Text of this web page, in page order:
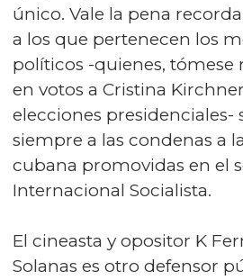
único. Vale la pena
a los que pertenecen los
políticos -quienes, tómese
en votos a Cristina
elecciones presidenciales-
siempre a las condenas a
cubana promovidas en el
Internacional Socialista.
El cineasta y opositor K
Solanas es otro defensor